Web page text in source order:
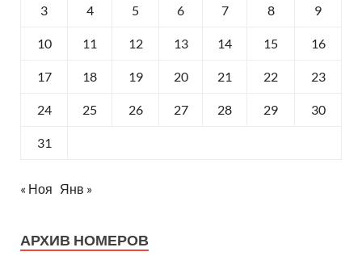
3 4 5 6 7 8 9
10 11 12 13 14 15 16
17 18 19 20 21 22 23
24 25 26 27 28 29 30
31
« Ноя Янв »
АРХИВ НОМЕРОВ